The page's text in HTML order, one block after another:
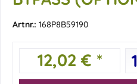
Artnr.: 168P8B59190
12,02 € *